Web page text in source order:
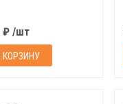
₽ /шт
КОРЗИНУ